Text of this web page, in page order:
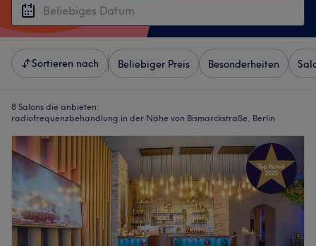
Sortieren nach Beliebiger Preis Besonderheiten
8 Salons die anbieten:
radiofrequenzbehandlung in der Nähe von Bismarckstraße, Berlin